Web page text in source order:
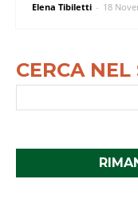
Elena Tibiletti - 18
CERCA NEL